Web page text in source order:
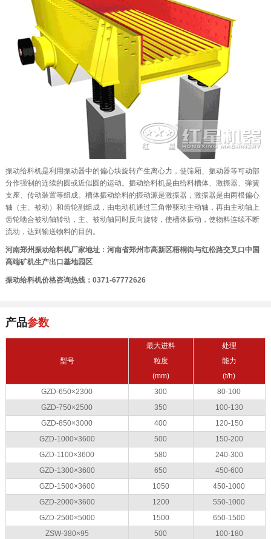
振动给料机是利用振动器中的偏心块旋转产生离心力，使筛厢、振动器等可动部
分作强制的连续的圆或近似圆的运动。振动给料机是由给料槽体、激振器、弹簧
支座、传动装置等组成。槽体振动给料的振动源是激振器，激振器是由两根偏心
轴（主、被动）和齿轮副组成，由电动机通过三角带驱动主动轴，再由主动轴上
齿轮啮合被动轴转动，主、被动轴同时反向旋转，使槽体振动，使物料连续不断
流动，达到输送物料的目的。
河南郑州振动给料机厂家地址：河南省郑州市高新区梧桐街与红松路交叉口中国
高端矿机生产出口基地园区
振动给料机价格咨询热线：0371-67772626
产品参数
型号
最大进料
粒度
(mm)
处理
能力
(t/h)
GZD-650×2300
300
80-100
GZD-750×2500
350
100-130
GZD-850×3000
400
120-150
GZD-1000×3600
500
150-200
GZD-1100×3600
580
240-300
GZD-1300×3600
650
450-600
GZD-1500×3600
1050
450-1000
GZD-2000×3600
1200
550-1000
GZD-2500×5000
1500
650-1500
ZSW-380×95
500
100-180